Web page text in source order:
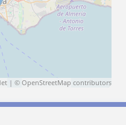
| © OpenStreetMap contributors